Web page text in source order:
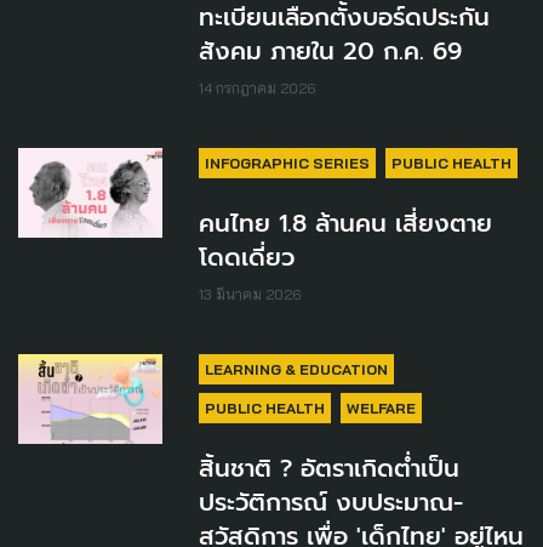
ทะเบียนเลือกตั้งบอร์ดประกัน
สังคม ภายใน 20 ก.ค. 69
14 กรกฎาคม 2026
INFOGRAPHIC SERIES PUBLIC HEALTH
คนไทย 1.8 ล้านคน เสี่ยงตาย
โดดเดี่ยว
13 มีนาคม 2026
LEARNING & EDUCATION
PUBLIC HEALTH WELFARE
สิ้นชาติ​ ? อัตราเกิดต่ำเป็น
ประวัติการณ์ งบประมาณ-
สวัสดิการ เพื่อ 'เด็กไทย' อยู่ไหน